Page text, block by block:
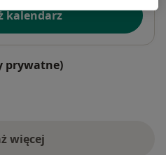
kalendarz
prywatne)
więcej
o adresie